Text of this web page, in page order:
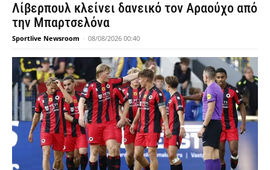
Λίβερπουλ κλείνει δανεικό τον Αραούχο από
την Μπαρτσελόνα
Sportlive Newsroom - 08/08/2026 00:40